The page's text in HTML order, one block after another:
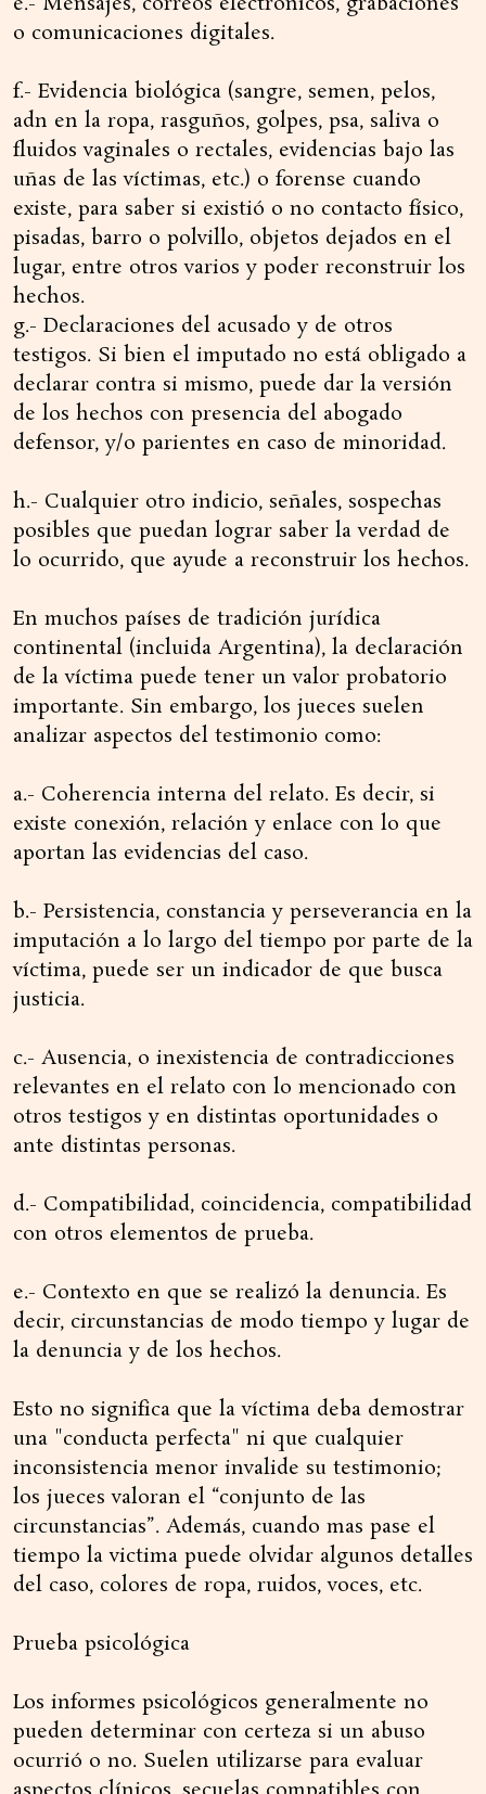
o comunicaciones digitales.
f.- Evidencia biológica (sangre, semen, pelos,
adn en la ropa, rasguños, golpes, psa, saliva o
fluidos vaginales o rectales, evidencias bajo las
uñas de las víctimas, etc.) o forense cuando
existe, para saber si existió o no contacto físico,
pisadas, barro o polvillo, objetos dejados en el
lugar, entre otros varios y poder reconstruir los
hechos.
g.- Declaraciones del acusado y de otros
testigos. Si bien el imputado no está obligado a
declarar contra si mismo, puede dar la versión
de los hechos con presencia del abogado
defensor, y/o parientes en caso de minoridad.
h.- Cualquier otro indicio, señales, sospechas
posibles que puedan lograr saber la verdad de
lo ocurrido, que ayude a reconstruir los hechos.
En muchos países de tradición jurídica
continental (incluida Argentina), la declaración
de la víctima puede tener un valor probatorio
importante. Sin embargo, los jueces suelen
analizar aspectos del testimonio como:
a.- Coherencia interna del relato. Es decir, si
existe conexión, relación y enlace con lo que
aportan las evidencias del caso.
b.- Persistencia, constancia y perseverancia en la
imputación a lo largo del tiempo por parte de la
víctima, puede ser un indicador de que busca
justicia.
c.- Ausencia, o inexistencia de contradicciones
relevantes en el relato con lo mencionado con
otros testigos y en distintas oportunidades o
ante distintas personas.
d.- Compatibilidad, coincidencia, compatibilidad
con otros elementos de prueba.
e.- Contexto en que se realizó la denuncia. Es
decir, circunstancias de modo tiempo y lugar de
la denuncia y de los hechos.
Esto no significa que la víctima deba demostrar
una "conducta perfecta" ni que cualquier
inconsistencia menor invalide su testimonio;
los jueces valoran el “conjunto de las
circunstancias”. Además, cuando mas pase el
tiempo la victima puede olvidar algunos detalles
del caso, colores de ropa, ruidos, voces, etc.
Prueba psicológica
Los informes psicológicos generalmente no
pueden determinar con certeza si un abuso
ocurrió o no. Suelen utilizarse para evaluar